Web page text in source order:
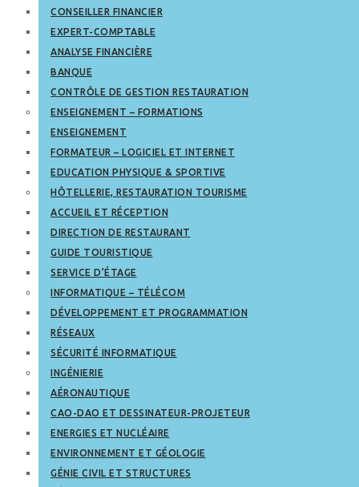
CONSEILLER FINANCIER
EXPERT-COMPTABLE
ANALYSE FINANCIÈRE
BANQUE
CONTRÔLE DE GESTION RESTAURATION
ENSEIGNEMENT – FORMATIONS
ENSEIGNEMENT
FORMATEUR – LOGICIEL ET INTERNET
EDUCATION PHYSIQUE & SPORTIVE
HÔTELLERIE, RESTAURATION TOURISME
ACCUEIL ET RÉCEPTION
DIRECTION DE RESTAURANT
GUIDE TOURISTIQUE
SERVICE D’ÉTAGE
INFORMATIQUE – TÉLÉCOM
DÉVELOPPEMENT ET PROGRAMMATION
RÉSEAUX
SÉCURITÉ INFORMATIQUE
INGÉNIERIE
AÉRONAUTIQUE
CAO-DAO ET DESSINATEUR-PROJETEUR
ENERGIES ET NUCLÉAIRE
ENVIRONNEMENT ET GÉOLOGIE
GÉNIE CIVIL ET STRUCTURES